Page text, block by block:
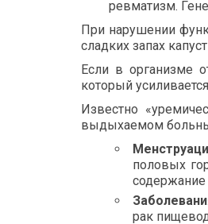
ревматизм.
При нарушении
сладких запах
Если в организме
который
Известно
выдыхаемом
половых
содержание
рак